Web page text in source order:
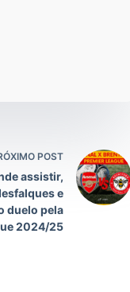
POST
assistir,
e
duelo pela
2024/25